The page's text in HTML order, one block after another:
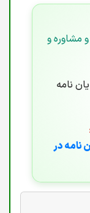
مشاوره و
نامه
نامه در